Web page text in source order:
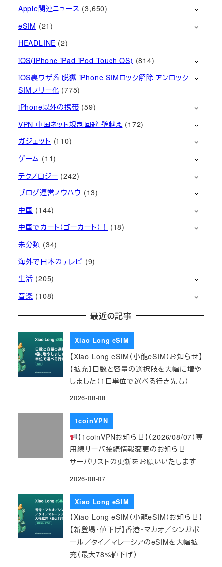
Apple関連ニュース (3,650)
eSIM (21)
HEADLINE (2)
iOS(iPhone iPad iPod Touch OS) (814)
iOS裏ワザ系 脱獄 iPhone SIMロック解除 アンロック
SIMフリー化 (775)
iPhone以外の携帯 (59)
VPN 中国ネット規制回避 壁越え (172)
ガジェット (110)
ゲーム (11)
テクノロジー (242)
ブログ運営ノウハウ (13)
中国 (144)
中国でカート（ゴーカート）！
(18)
未分類 (34)
海外で日本のテレビ (9)
生活 (205)
音楽 (108)
最近の記事
Xiao Long eSIM
【Xiao Long eSIM（小龍eSIM）お知らせ】
【拡充】日数と容量の選択肢を大幅に増や
しました（1日単位で選べる行き先も）
2026-08-08
1coinVPN
【1coinVPNお知らせ】（2026/08/07）専
用線サーバ接続情報変更のお知らせ ―
サーバリストの更新をお願いいたします
2026-08-07
Xiao Long eSIM
【Xiao Long eSIM（小龍eSIM）お知らせ】
【新登場・値下げ】香港・マカオ／シンガポ
ール／タイ／マレーシアのeSIMを大幅拡
充（最大78%値下げ）